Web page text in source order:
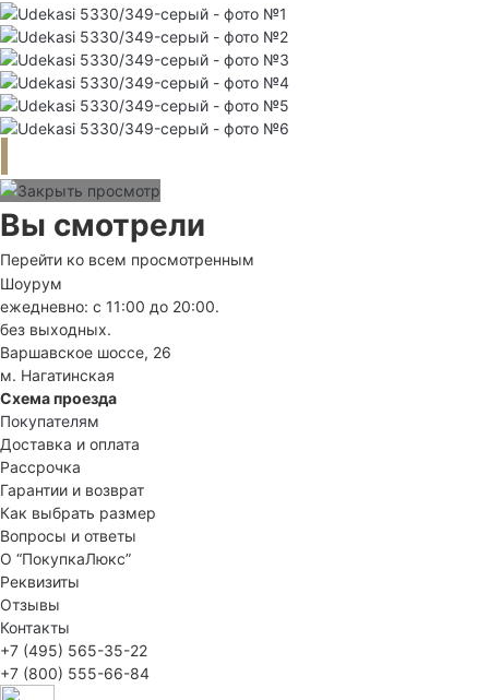
Вы смотрели
Перейти ко всем просмотренным
Шоурум
ежедневно: с 11:00 до 20:00.
без выходных.
Варшавское шоссе, 26
м. Нагатинская
Схема проезда
Покупателям
Доставка и оплата
Рассрочка
Гарантии и возврат
Как выбрать размер
Вопросы и ответы
О “ПокупкаЛюкс”
Реквизиты
Отзывы
Контакты
+7 (495) 565-35-22
+7 (800) 555-66-84